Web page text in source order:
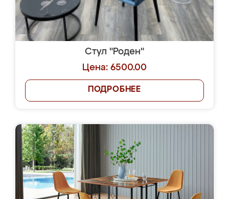
Стул "Роден"
Цена: 6500.00
ПОДРОБНЕЕ